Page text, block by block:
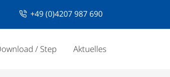
+49 (0)4207 987 690
/ Step Aktuelles